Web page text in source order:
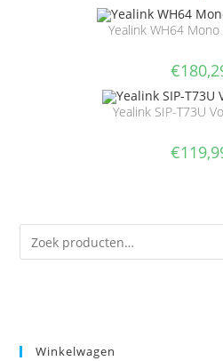
Yealink WH64
€
Yealink SIP-T73U
€
Winkelwagen